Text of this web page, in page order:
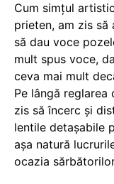
Cum simțul
prieten, am zis să
să dau voce
mult spus voce,
ceva mai mult
Pe lângă
zis să încerc și
lentile detașabile
așa natură
ocazia